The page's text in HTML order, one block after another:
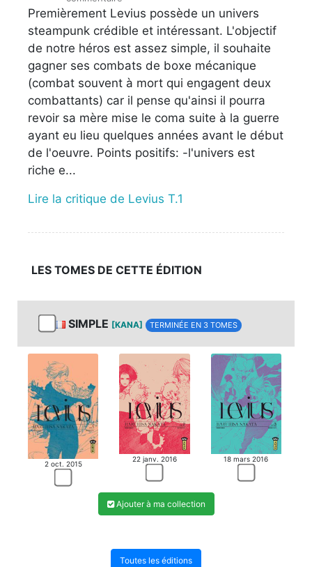
Premièrement Levius possède un univers
steampunk crédible et intéressant. L'objectif
de notre héros est assez simple, il souhaite
gagner ses combats de boxe mécanique
(combat souvent à mort qui engagent deux
combattants) car il pense qu'ainsi il pourra
revoir sa mère mise le coma suite à la guerre
ayant eu lieu quelques années avant le début
de l'oeuvre. Points positifs: -l'univers est
riche e...
Lire la critique de Levius T.1
LES TOMES DE CETTE ÉDITION
SIMPLE [KANA] TERMINÉE EN 3 TOMES
2 oct. 2015
22 janv. 2016 18 mars 2016
Ajouter à ma collection
Toutes les éditions